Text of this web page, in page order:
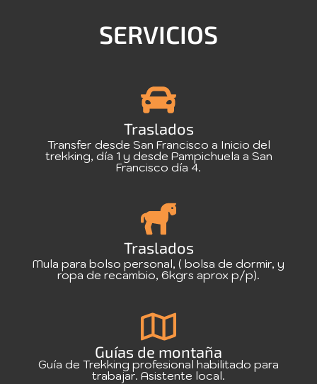
SERVICIOS
Traslados
Transfer desde San Francisco a Inicio del
trekking, día 1 y desde Pampichuela a San
Francisco día 4.
Traslados
Mula para bolso personal, ( bolsa de dormir, y
ropa de recambio, 6kgrs aprox p/p).
Guías de montaña
Guía de Trekking profesional habilitado para
trabajar. Asistente local.